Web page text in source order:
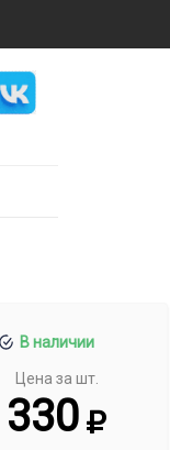
В наличии
Цена за шт.
330